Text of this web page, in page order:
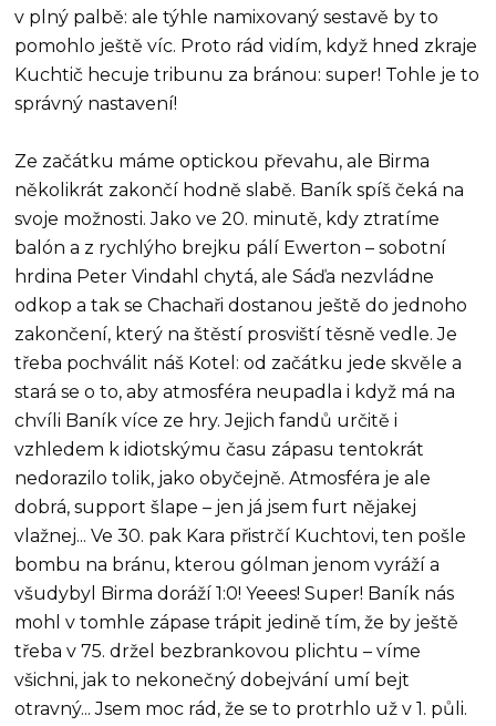
v plný palbě: ale týhle namixovaný sestavě by to
pomohlo ještě víc. Proto rád vidím, když hned zkraje
Kuchtič hecuje tribunu za bránou: super! Tohle je to
správný nastavení!
Ze začátku máme optickou převahu, ale Birma
několikrát zakončí hodně slabě. Baník spíš čeká na
svoje možnosti. Jako ve 20. minutě, kdy ztratíme
balón a z rychlýho brejku pálí Ewerton – sobotní
hrdina Peter Vindahl chytá, ale Sáďa nezvládne
odkop a tak se Chachaři dostanou ještě do jednoho
zakončení, který na štěstí prosviští těsně vedle. Je
třeba pochválit náš Kotel: od začátku jede skvěle a
stará se o to, aby atmosféra neupadla i když má na
chvíli Baník více ze hry. Jejich fandů určitě i
vzhledem k idiotskýmu času zápasu tentokrát
nedorazilo tolik, jako obyčejně. Atmosféra je ale
dobrá, support šlape – jen já jsem furt nějakej
vlažnej... Ve 30. pak Kara přistrčí Kuchtovi, ten pošle
bombu na bránu, kterou gólman jenom vyráží a
všudybyl Birma doráží 1:0! Yeees! Super! Baník nás
mohl v tomhle zápase trápit jedině tím, že by ještě
třeba v 75. držel bezbrankovou plichtu – víme
všichni, jak to nekonečný dobejvání umí bejt
otravný... Jsem moc rád, že se to protrhlo už v 1. půli.